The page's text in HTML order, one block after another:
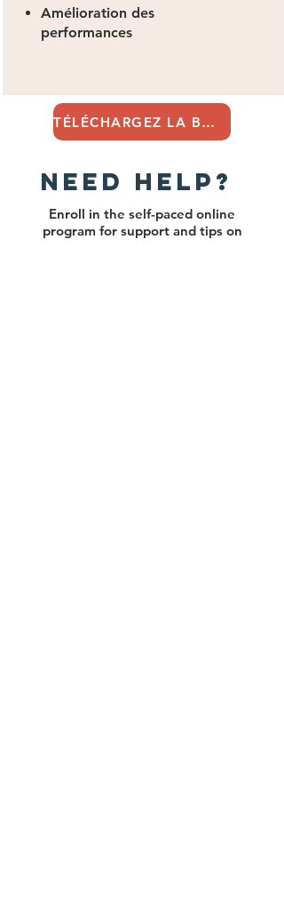
Amélioration des
performances
TÉLÉCHARGEZ LA BOÎTE À OUTILS
Need Help?
Enroll in the self-paced online
program for support and tips on